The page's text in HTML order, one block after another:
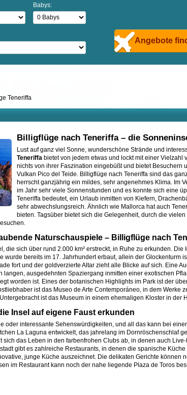
Babys:
Angebote
Teneriffa
Billigflüge nach Teneriffa – die
Lust auf ganz viel Sonne, wunderschöne Strände und
Teneriffabietet von jedem etwas und lockt mit einer Vielzahl
nichts von ihrer Faszination eingebüßt und bietet Besuchern
Vulkan Pico del Teide. Billigflüge nach Teneriffa sind das
herrscht ganzjährig ein mildes, sehr angenehmes Klima. Im
im Jahr sehr viele Sonnenstunden und es konnte sich eine
Teneriffa bedeutet, ein Urlaub inmitten von Kiefern,
sehr abwechslungsreich. Ähnlich wie Mallorca hat auch
bieten. Tagsüber bietet sich die Gelegenheit, durch die
Naturschauspiele – Billigflüge nach
die sich über rund 2.000 km² erstreckt, in Ruhe zu erkunden.
bereits im 17. Jahrhundert erbaut, allein der Glockenturm
fort und der goldverzierte Altar zieht alle Blicke auf sich. Eine
ausgedehnten Spaziergang inmitten einer exotischen
worden ist. Eines der botanischen Highlights im Park ist der
ist das Museo de Arte Contemporáneo, in dem Werke
ist das Museum in einem ehemaligen Kloster in der
Insel auf eigene Faust erkunden
oder interessante Sehenswürdigkeiten, und all das kann bei
La Laguna entwickelt, das jahrelang im Dornröschenschlaf
das Leben in den farbenfrohen Clubs ab, in denen auch
gibt es zahlreiche Restaurants, in denen die spanische
junge Küche auszeichnet. Die delikaten Gerichte können
im Restaurant kann noch der nahe liegende Plaza de Toros